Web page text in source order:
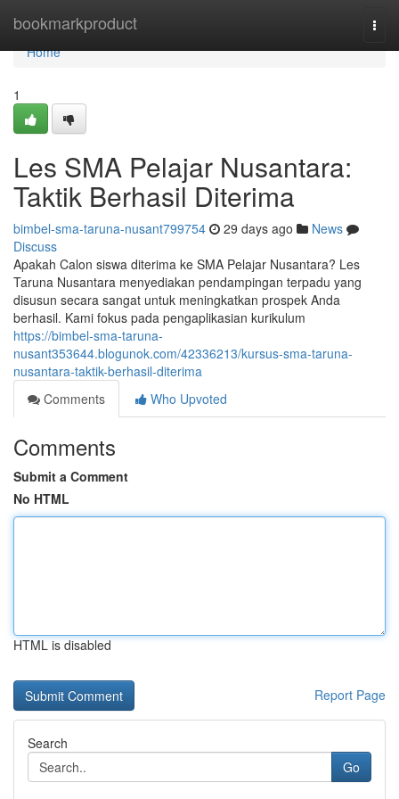
bookmarkproduct
Home
Home
1
Les SMA Pelajar Nusantara:
Taktik Berhasil Diterima
bimbel-sma-taruna-nusant799754 29 days ago
News
Discuss
Apakah Calon siswa diterima ke SMA Pelajar Nusantara? Les
Taruna Nusantara menyediakan pendampingan terpadu yang
disusun secara sangat untuk meningkatkan prospek Anda
berhasil. Kami fokus pada pengaplikasian kurikulum
https://bimbel-sma-taruna-
nusant353644.blogunok.com/42336213/kursus-sma-taruna-
nusantara-taktik-berhasil-diterima
Comments
Who Upvoted
Comments
Submit a Comment
No HTML
HTML is disabled
Report Page
Search
Go